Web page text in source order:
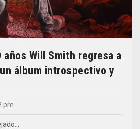
años Will Smith regresa a
álbum introspectivo y
pm